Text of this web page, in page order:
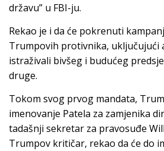
državu” u FBI-ju.
Rekao je i da će pokrenuti
Trumpovih protivnika, uključujući
istraživali bivšeg i budućeg
druge.
Tokom svog prvog mandata,
imenovanje Patela za zamjenika
tadašnji sekretar za pravosuđe
Trumpov kritičar, rekao da će do